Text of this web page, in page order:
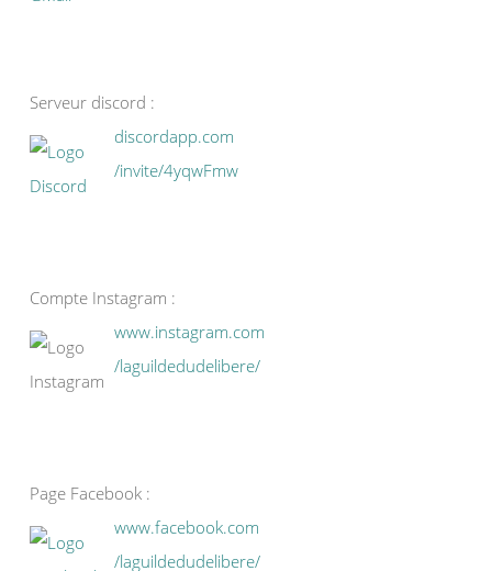
Serveur discord :
discordapp.com
/invite/4yqwFmw
Compte Instagram :
www.instagram.com
/laguildedudelibere/
Page Facebook :
www.facebook.com
/laguildedudelibere/